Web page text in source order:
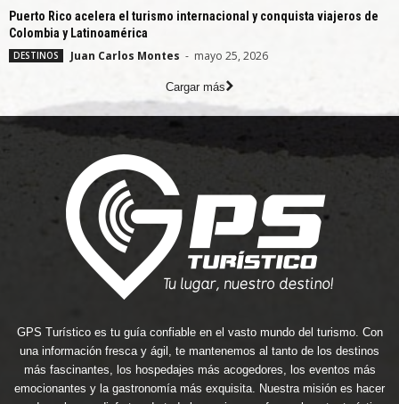
Puerto Rico acelera el turismo internacional y conquista viajeros de
Colombia y Latinoamérica
DESTINOS Juan Carlos Montes - mayo 25, 2026
Cargar más
GPS Turístico es tu guía confiable en el vasto mundo del turismo. Con
una información fresca y ágil, te mantenemos al tanto de los destinos
más fascinantes, los hospedajes más acogedores, los eventos más
emocionantes y la gastronomía más exquisita. Nuestra misión es hacer